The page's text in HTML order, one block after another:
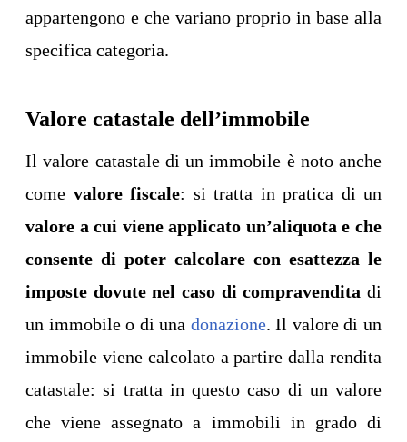
appartengono e che variano proprio in base alla
specifica categoria.
Valore catastale dell’immobile
Il valore catastale di un immobile è noto anche
come valore fiscale: si tratta in pratica di un
valore a cui viene applicato un’aliquota e che
consente di poter calcolare con esattezza le
imposte dovute nel caso di compravendita di
un immobile o di una donazione. Il valore di un
immobile viene calcolato a partire dalla rendita
catastale: si tratta in questo caso di un valore
che viene assegnato a immobili in grado di